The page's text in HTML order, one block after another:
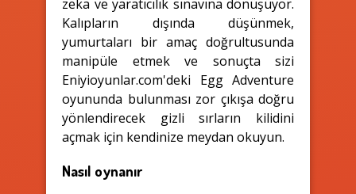
zeka ve yaratıcılık sınavına dönüşüyor.
Kalıpların dışında düşünmek,
yumurtaları bir amaç doğrultusunda
manipüle etmek ve sonuçta sizi
Eniyioyunlar.com'deki Egg Adventure
oyununda bulunması zor çıkışa doğru
yönlendirecek gizli sırların kilidini
açmak için kendinize meydan okuyun.
Nasıl oynanır